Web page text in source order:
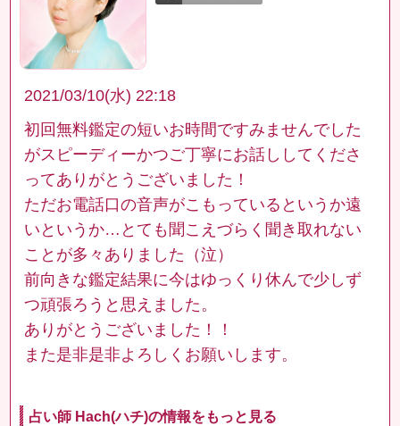
2021/03/10(水) 22:18
初回無料鑑定の短いお時間ですみませんでした
がスピーディーかつご丁寧にお話ししてくださ
ってありがとうございました！
ただお電話口の音声がこもっているというか遠
いというか…とても聞こえづらく聞き取れない
ことが多々ありました（泣）
前向きな鑑定結果に今はゆっくり休んで少しず
つ頑張ろうと思えました。
ありがとうございました！！
また是非是非よろしくお願いします。
占い師 Hach(ハチ)の情報をもっと見る